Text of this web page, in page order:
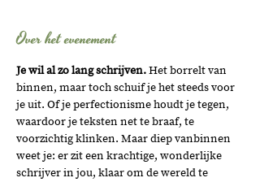
Over het evenement
Je wil al zo lang schrijven. Het borrelt van
binnen, maar toch schuif je het steeds voor
je uit. Of je perfectionisme houdt je tegen,
waardoor je teksten net te braaf, te
voorzichtig klinken. Maar diep vanbinnen
weet je: er zit een krachtige, wonderlijke
schrijver in jou, klaar om de wereld te